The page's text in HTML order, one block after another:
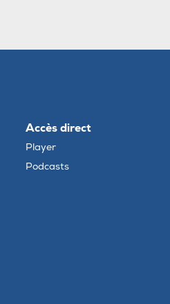
Accès direct
Player
Podcasts